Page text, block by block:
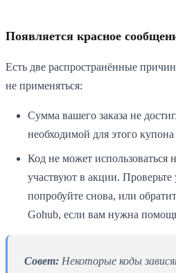
Появляется красное
Есть две распространённые
не применяться:
Сумма вашего заказа не
необходимой для этого купона
Код не может использоваться
участвуют в акции. Проверьте
попробуйте снова, или
Gohub, если вам нужна
Совет: Некоторые коды